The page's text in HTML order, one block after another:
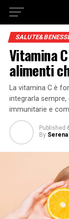
Vitamina
alimenti
La vitamina C è
integrarla
immunitarie e
Published
By